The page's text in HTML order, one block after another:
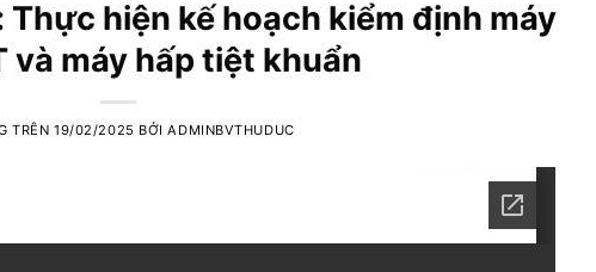
Thực hiện kế hoạch kiểm định máy
và máy hấp tiệt khuẩn
TRÊN19/02/2025 BỞIADMINBVTHUDUC